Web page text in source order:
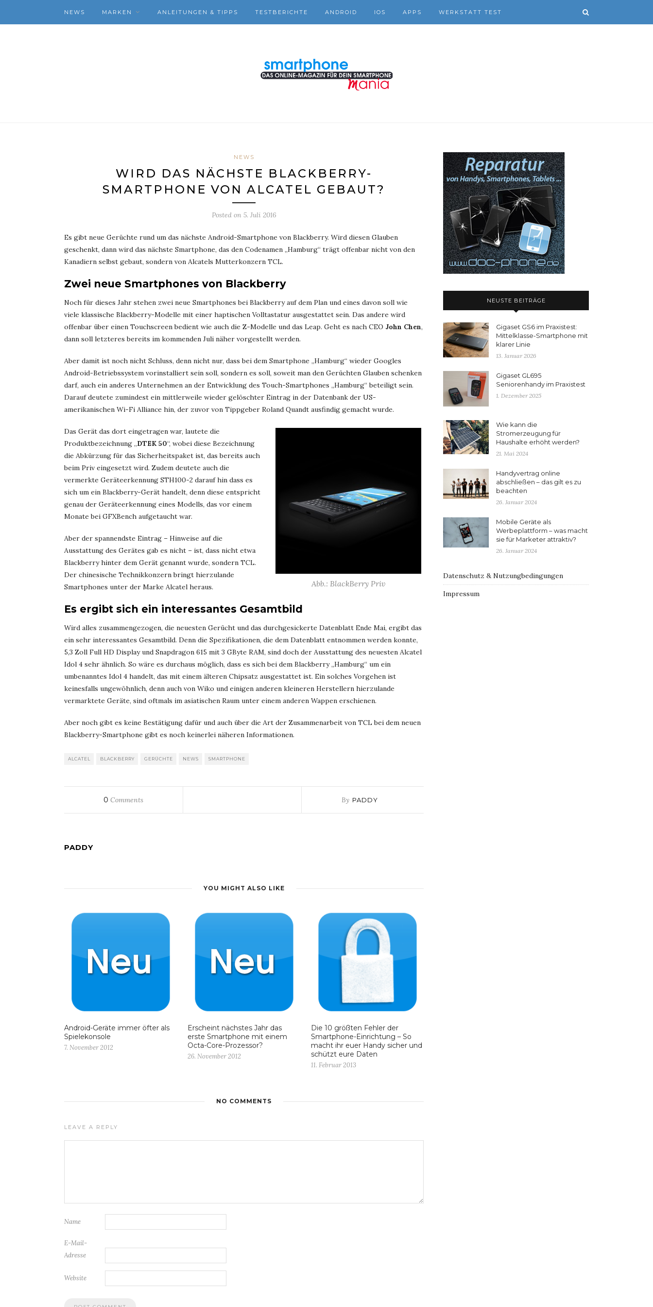
NEWS MARKEN ANLEITUNGEN & TIPPS TESTBERICHTE ANDROID IOS APPS WERKSTATT TEST
NEWS
WIRD DAS NÄCHSTE BLACKBERRY-
SMARTPHONE VON ALCATEL GEBAUT?
Posted on 5. Juli 2016
Es gibt neue Gerüchte rund um das nächste Android-Smartphone von Blackberry. Wird diesen Glauben
geschenkt, dann wird das nächste Smartphone, das den Codenamen „Hamburg“ trägt offenbar nicht von den
Kanadiern selbst gebaut, sondern von Alcatels Mutterkonzern TCL.
Zwei neue Smartphones von Blackberry
Noch für dieses Jahr stehen zwei neue Smartphones bei Blackberry auf dem Plan und eines davon soll wie
viele klassische Blackberry-Modelle mit einer haptischen Volltastatur ausgestattet sein. Das andere wird
offenbar über einen Touchscreen bedient wie auch die Z-Modelle und das Leap. Geht es nach CEO John Chen,
dann soll letzteres bereits im kommenden Juli näher vorgestellt werden.
Aber damit ist noch nicht Schluss, denn nicht nur, dass bei dem Smartphone „Hamburg“ wieder Googles
Android-Betriebssystem vorinstalliert sein soll, sondern es soll, soweit man den Gerüchten Glauben schenken
darf, auch ein anderes Unternehmen an der Entwicklung des Touch-Smartphones „Hamburg“ beteiligt sein.
Darauf deutete zumindest ein mittlerweile wieder gelöschter Eintrag in der Datenbank der US-
amerikanischen Wi-Fi Alliance hin, der zuvor von Tippgeber Roland Quandt ausfindig gemacht wurde.
Abb.: BlackBerry Priv
Das Gerät das dort eingetragen war, lautete die
Produktbezeichnung „DTEK 50“, wobei diese Bezeichnung
die Abkürzung für das Sicherheitspaket ist, das bereits auch
beim Priv eingesetzt wird. Zudem deutete auch die
vermerkte Geräteerkennung STH100-2 darauf hin dass es
sich um ein Blackberry-Gerät handelt, denn diese entspricht
genau der Geräteerkennung eines Modells, das vor einem
Monate bei GFXBench aufgetaucht war.
Aber der spannendste Eintrag – Hinweise auf die
Ausstattung des Gerätes gab es nicht – ist, dass nicht etwa
Blackberry hinter dem Gerät genannt wurde, sondern TCL.
Der chinesische Technikkonzern bringt hierzulande
Smartphones unter der Marke Alcatel heraus.
Es ergibt sich ein interessantes Gesamtbild
Wird alles zusammengezogen, die neuesten Gerücht und das durchgesickerte Datenblatt Ende Mai, ergibt das
ein sehr interessantes Gesamtbild. Denn die Spezifikationen, die dem Datenblatt entnommen werden konnte,
5,3 Zoll Full HD Display und Snapdragon 615 mit 3 GByte RAM, sind doch der Ausstattung des neuesten Alcatel
Idol 4 sehr ähnlich. So wäre es durchaus möglich, dass es sich bei dem Blackberry „Hamburg“ um ein
umbenanntes Idol 4 handelt, das mit einem älteren Chipsatz ausgestattet ist. Ein solches Vorgehen ist
keinesfalls ungewöhnlich, denn auch von Wiko und einigen anderen kleineren Herstellern hierzulande
vermarktete Geräte, sind oftmals im asiatischen Raum unter einem anderen Wappen erschienen.
Aber noch gibt es keine Bestätigung dafür und auch über die Art der Zusammenarbeit von TCL bei dem neuen
Blackberry-Smartphone gibt es noch keinerlei näheren Informationen.
ALCATEL BLACKBERRY GERÜCHTE NEWS SMARTPHONE
0 Comments By PADDY
PADDY
YOU MIGHT ALSO LIKE
Android-Geräte immer öfter als
Spielekonsole
7. November 2012
Erscheint nächstes Jahr das
erste Smartphone mit einem
Octa-Core-Prozessor?
26. November 2012
Die 10 größten Fehler der
Smartphone-Einrichtung – So
macht ihr euer Handy sicher und
schützt eure Daten
11. Februar 2013
NO COMMENTS
LEAVE A REPLY
Name
E-Mail-
Adresse
Website
NEUSTE BEITRÄGE
Gigaset GS6 im Praxistest:
Mittelklasse-Smartphone mit
klarer Linie
13. Januar 2026
Gigaset GL695
Seniorenhandy im Praxistest
1. Dezember 2025
Wie kann die
Stromerzeugung für
Haushalte erhöht werden?
21. Mai 2024
Handyvertrag online
abschließen – das gilt es zu
beachten
26. Januar 2024
Mobile Geräte als
Werbeplattform – was macht
sie für Marketer attraktiv?
26. Januar 2024
Datenschutz & Nutzungbedingungen
Impressum